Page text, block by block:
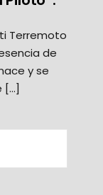
Terremoto
de
y se
[…]